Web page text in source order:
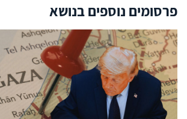
פרסומים נוספים בנושא